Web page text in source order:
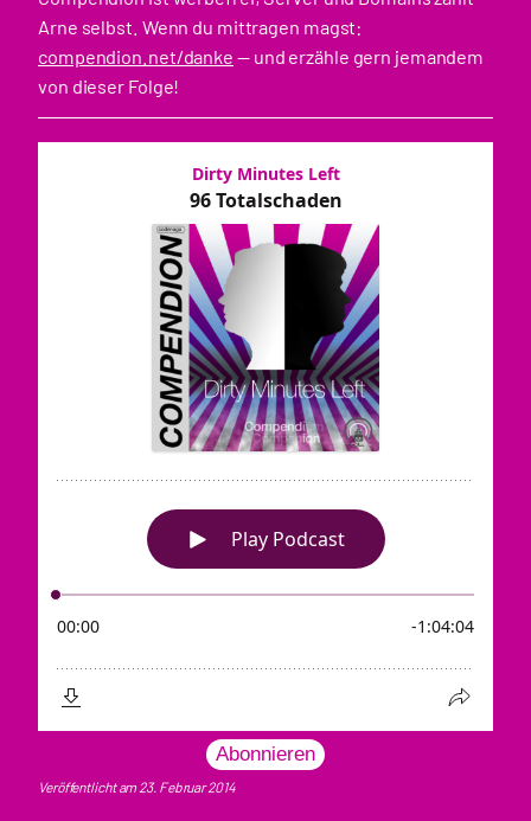
Arne selbst. Wenn du mittragen magst:
compendion.net/danke — und erzähle gern jemandem
von dieser Folge!
Abonnieren
Veröffentlicht am 23. Februar 2014